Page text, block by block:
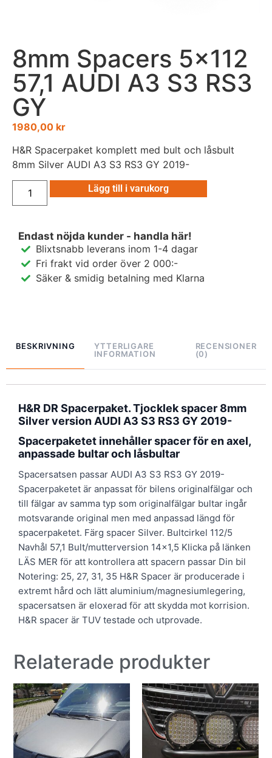
8mm Spacers 5×112
57,1 AUDI A3 S3 RS3
GY
1980,00 kr
H&R Spacerpaket komplett med bult och låsbult
8mm Silver AUDI A3 S3 RS3 GY 2019-
Lägg till i varukorg
Endast nöjda kunder - handla här!
Blixtsnabb leverans inom 1-4 dagar
Fri frakt vid order över 2 000:-
Säker & smidig betalning med Klarna
BESKRIVNING
YTTERLIGARE
INFORMATION
RECENSIONER
(0)
H&R DR Spacerpaket. Tjocklek spacer 8mm
Silver version AUDI A3 S3 RS3 GY 2019-
Spacerpaketet innehåller spacer för en axel,
anpassade bultar och låsbultar
Spacersatsen passar AUDI A3 S3 RS3 GY 2019-
Spacerpaketet är anpassat för bilens originalfälgar och
till fälgar av samma typ som originalfälgar bultar ingår
motsvarande original men med anpassad längd för
spacerpaketet. Färg spacer Silver. Bultcirkel 112/5
Navhål 57,1 Bult/mutterversion 14×1,5 Klicka på länken
LÄS MER för att kontrollera att spacern passar Din bil
Notering: 25, 27, 31, 35 H&R Spacer är producerade i
extremt hård och lätt aluminium/magnesiumlegering,
spacersatsen är eloxerad för att skydda mot korrision.
H&R spacer är TUV testade och utprovade.
Relaterade produkter